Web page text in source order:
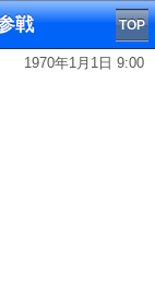
戦 TOP
1970年1月1日 9:00